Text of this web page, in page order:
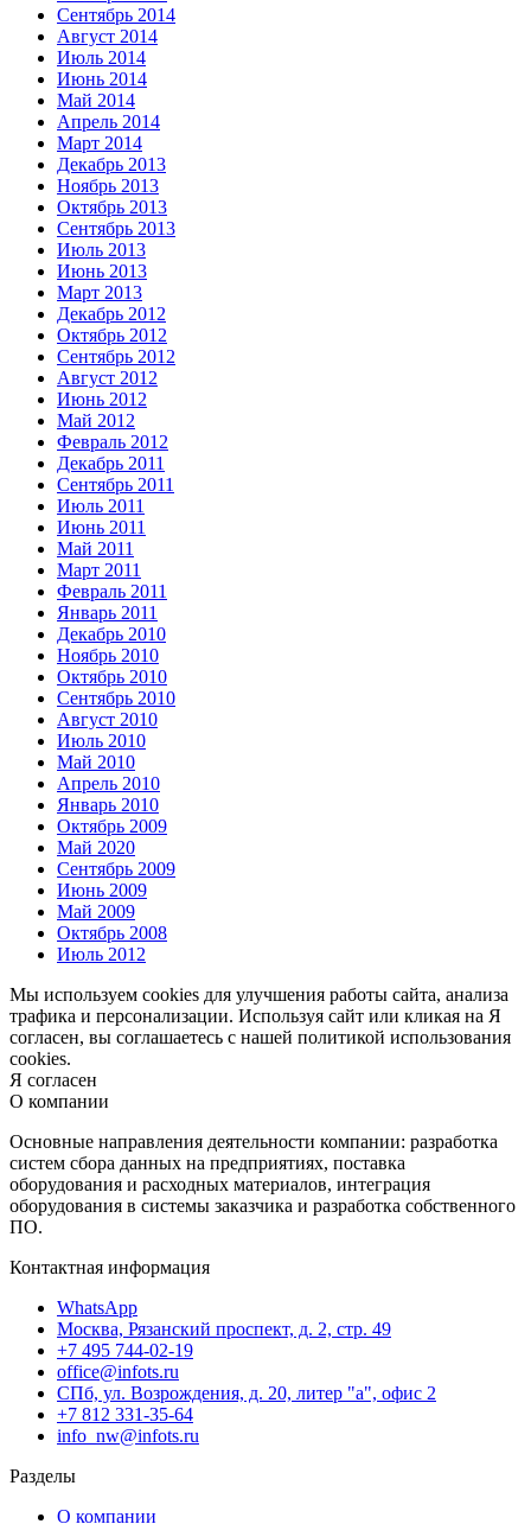
Сентябрь 2014
Август 2014
Июль 2014
Июнь 2014
Май 2014
Апрель 2014
Март 2014
Декабрь 2013
Ноябрь 2013
Октябрь 2013
Сентябрь 2013
Июль 2013
Июнь 2013
Март 2013
Декабрь 2012
Октябрь 2012
Сентябрь 2012
Август 2012
Июнь 2012
Май 2012
Февраль 2012
Декабрь 2011
Сентябрь 2011
Июль 2011
Июнь 2011
Май 2011
Март 2011
Февраль 2011
Январь 2011
Декабрь 2010
Ноябрь 2010
Октябрь 2010
Сентябрь 2010
Август 2010
Июль 2010
Май 2010
Апрель 2010
Январь 2010
Октябрь 2009
Май 2020
Сентябрь 2009
Июнь 2009
Май 2009
Октябрь 2008
Июль 2012
Мы используем cookies для улучшения работы сайта, анализа
трафика и персонализации. Используя сайт или кликая на Я
согласен, вы соглашаетесь с нашей политикой использования
cookies.
Я согласен
О компании
Основные направления деятельности компании: разработка
систем сбора данных на предприятиях, поставка
оборудования и расходных материалов, интеграция
оборудования в системы заказчика и разработка собственного
ПО.
Контактная информация
WhatsApp
Москва, Рязанский проспект, д. 2, стр. 49
+7 495 744-02-19
office@infots.ru
СПб, ул. Возрождения, д. 20, литер "a", офис 2
+7 812 331-35-64
info_nw@infots.ru
Разделы
О компании